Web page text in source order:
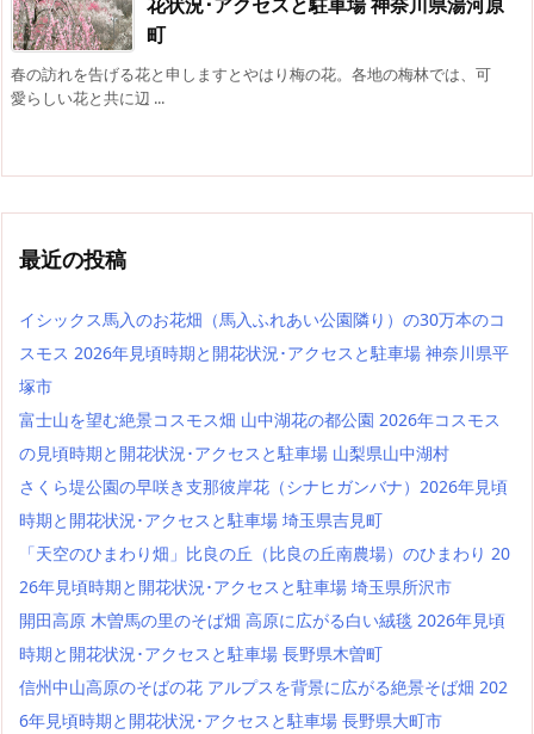
町
春の訪れを告げる花と申しますとやはり梅の花。各地の梅林では、可
愛らしい花と共に辺 ...
最近の投稿
イシックス馬入のお花畑（馬入ふれあい公園隣り）の30万本のコ
スモス 2026年見頃時期と開花状況･アクセスと駐車場 神奈川県平
塚市
富士山を望む絶景コスモス畑 山中湖花の都公園 2026年コスモス
の見頃時期と開花状況･アクセスと駐車場 山梨県山中湖村
さくら堤公園の早咲き支那彼岸花（シナヒガンバナ）2026年見頃
時期と開花状況･アクセスと駐車場 埼玉県吉見町
「天空のひまわり畑」比良の丘（比良の丘南農場）のひまわり 20
26年見頃時期と開花状況･アクセスと駐車場 埼玉県所沢市
開田高原 木曽馬の里のそば畑 高原に広がる白い絨毯 2026年見頃
時期と開花状況･アクセスと駐車場 長野県木曽町
信州中山高原のそばの花 アルプスを背景に広がる絶景そば畑 202
6年見頃時期と開花状況･アクセスと駐車場 長野県大町市